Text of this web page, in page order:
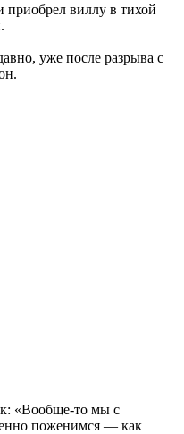
виллу в тихой
уже после разрыва с
«Вообще-то мы с
поженимся — как